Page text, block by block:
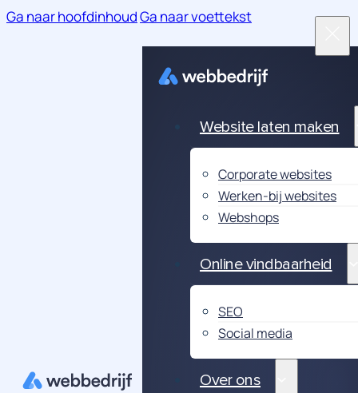
Ga naar hoofdinhoudGa naar voettekst
Website laten maken
Corporate websites
Werken-bij websites
Webshops
Online vindbaarheid
SEO
Social media
Over ons